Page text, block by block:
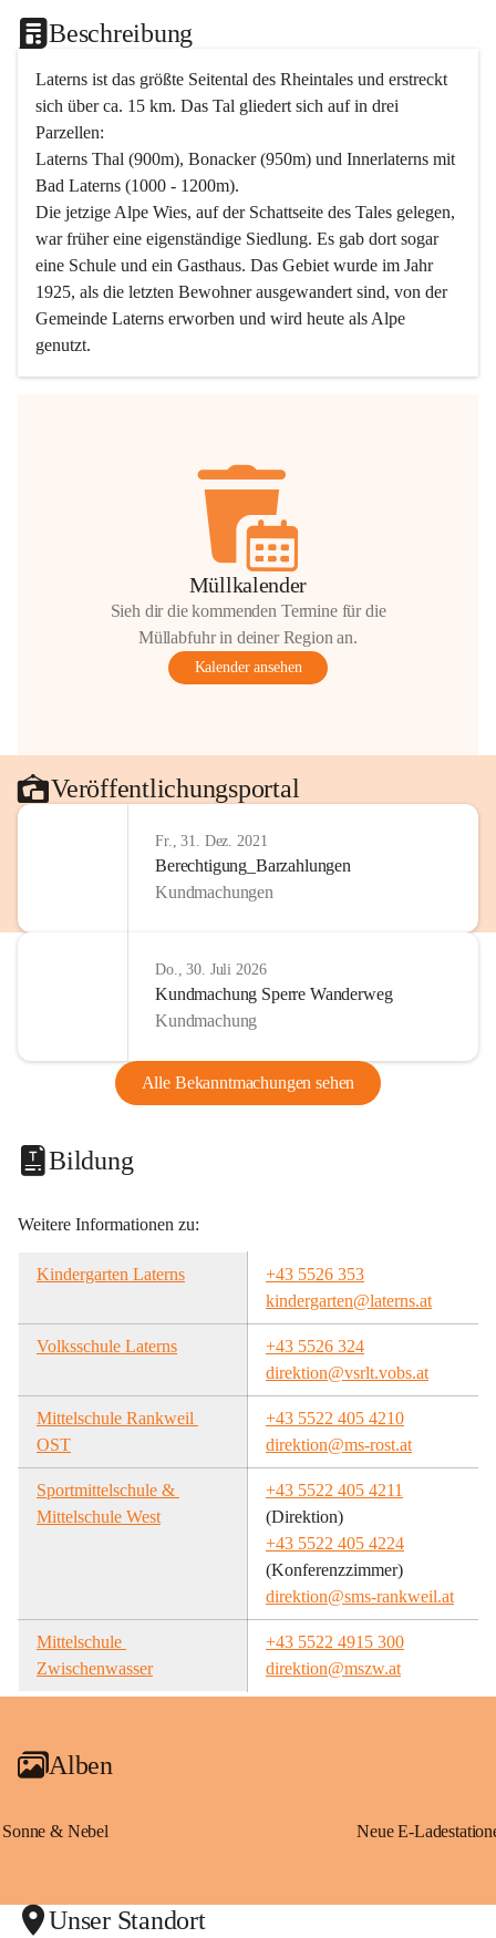
Beschreibung
Laterns ist das größte Seitental des Rheintales und erstreckt
sich über ca. 15 km. Das Tal gliedert sich auf in drei
Parzellen:
Laterns Thal (900m), Bonacker (950m) und Innerlaterns mit
Bad Laterns (1000 - 1200m).
Die jetzige Alpe Wies, auf der Schattseite des Tales gelegen,
war früher eine eigenständige Siedlung. Es gab dort sogar
eine Schule und ein Gasthaus. Das Gebiet wurde im Jahr
1925, als die letzten Bewohner ausgewandert sind, von der
Gemeinde Laterns erworben und wird heute als Alpe
genutzt.
Müllkalender
Sieh dir die kommenden Termine für die
Müllabfuhr in deiner Region an.
Kalender ansehen
Veröffentlichungsportal
Fr., 31. Dez. 2021
Berechtigung_Barzahlungen
Kundmachungen
Do., 30. Juli 2026
Kundmachung Sperre Wanderweg
Kundmachung
Alle Bekanntmachungen sehen
Bildung
Weitere Informationen zu:
Kindergarten Laterns
+43 5526 353
kindergarten@laterns.at
Volksschule Laterns
+43 5526 324
direktion@vsrlt.vobs.at
Mittelschule Rankweil
OST
+43 5522 405 4210
direktion@ms-rost.at
Sportmittelschule &
Mittelschule West
+43 5522 405 4211
(Direktion)
+43 5522 405 4224
(Konferenzzimmer)
direktion@sms-rankweil.at
Mittelschule
Zwischenwasser
+43 5522 4915 300
direktion@mszw.at
Alben
Sonne & Nebel
Unser Standort